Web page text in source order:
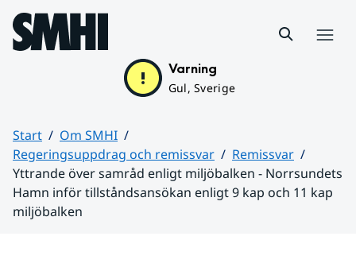
Hoppa till sidans innehåll
Varning
Gul, Sverige
Start
Om SMHI
Regeringsuppdrag och remissvar
Remissvar
Yttrande över samråd enligt miljöbalken - Norrsundets
Hamn inför tillståndsansökan enligt 9 kap och 11 kap
miljöbalken